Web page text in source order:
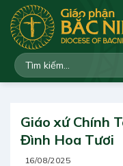
qua
dung
Giáo xứ Chính
Đình Hoa Tươi
16/08/2025